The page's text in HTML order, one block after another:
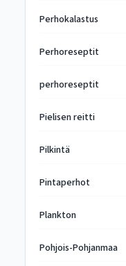
Perhokalastus
Perhoreseptit
perhoreseptit
Pielisen reitti
Pilkintä
Pintaperhot
Plankton
Pohjois-Pohjanmaa